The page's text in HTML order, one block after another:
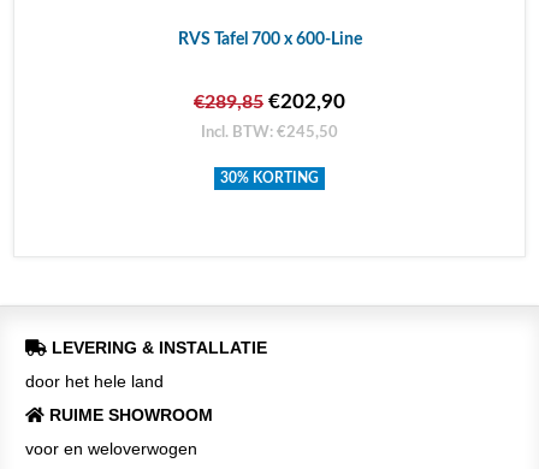
RVS Tafel 700 x 600-Line
€289,85 €202,90
Incl. BTW: €245,50
30% KORTING
LEVERING & INSTALLATIE
door het hele land
RUIME SHOWROOM
voor en weloverwogen